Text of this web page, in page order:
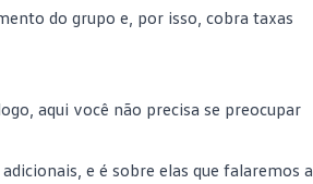
do grupo e, por isso, cobra taxas
aqui você não precisa se preocupar
e é sobre elas que falaremos a